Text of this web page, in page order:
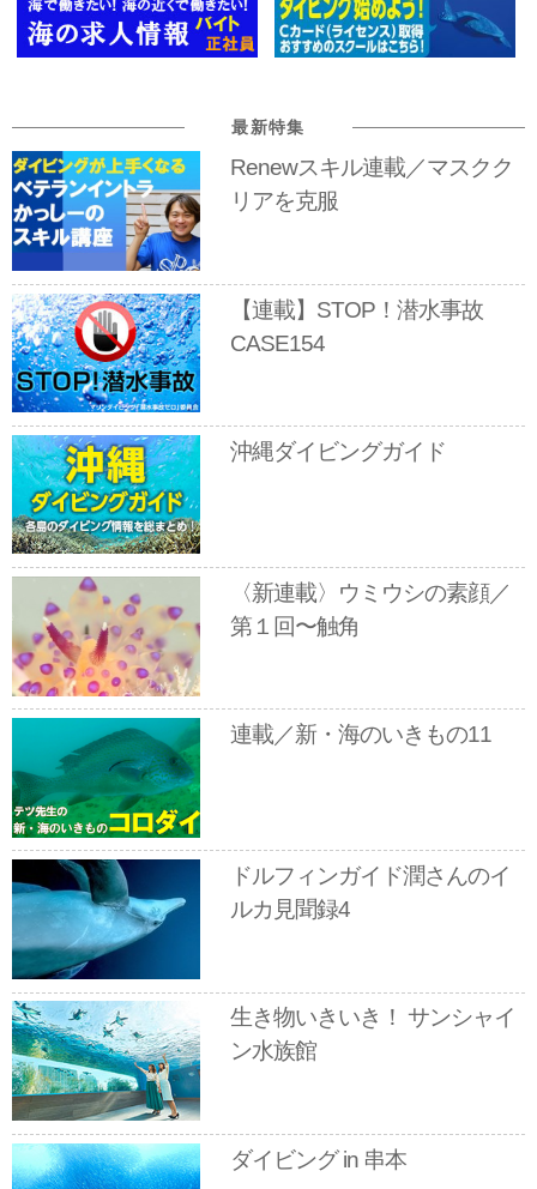
最新特集
Renewスキル連載／マスクク
リアを克服
【連載】STOP！潜水事故
CASE154
沖縄ダイビングガイド
〈新連載〉ウミウシの素顔／
第１回〜触角
連載／新・海のいきもの11
ドルフィンガイド潤さんのイ
ルカ見聞録4
生き物いきいき！ サンシャイ
ン水族館
ダイビング in 串本